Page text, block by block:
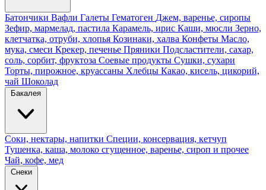
Батончики Вафли Галеты Гематоген Джем, варенье, сиропы
Зефир, мармелад, пастила Карамель, ирис Каши, мюсли Зерно,
клетчатка, отруби, хлопья Козинаки, халва Конфеты Масло,
мука, смеси Крекер, печенье Пряники Подсластители, сахар,
соль, сорбит, фруктоза Соевые продукты Сушки, сухари
Торты, пирожное, круассаны Хлебцы Какао, кисель, цикорий,
чай Шоколад
Бакалея
Соки, нектары, напитки Специи, консервация, кетчуп
Тушенка, каша, молоко сгущенное, варенье, сироп и прочее
Чай, кофе, мед
Снеки